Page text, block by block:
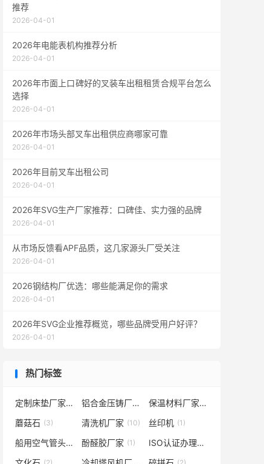
推荐
2026-04-01
2026年电能表机构推荐分析
2026-04-01
2026年市面上口碑好的叉装车出租租赁合规平台怎么
选择
2026-04-01
2026年市场头部叉车出租供应商哪家可靠
2026-04-01
2026年目前叉车出租公司
2026-04-01
2026年SVG生产厂家推荐：口碑佳、实力强的品牌
2026-04-01
从市场反馈看APF品质，这几家源头厂受关注
2026-04-01
2026钢结构厂优选：哪些能满足你的需求
2026-04-01
2026年SVG企业推荐概览，哪些品牌受用户好评？
2026-04-01
热门标签
定制床垫厂家(3) 铝合金压铸厂家 (1) 保温材料厂家
(2)
蘑菇石 (3) 清洗机厂家 (10) 丝印机 (1)
船用空气管头厂家 (3)
酚醛胶厂家 (1) ISO认证办理公司